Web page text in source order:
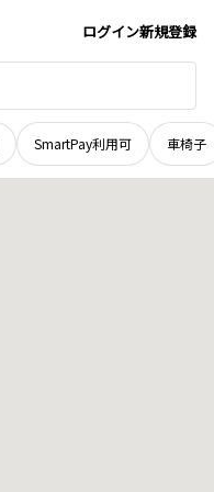
ログイン新規登録
SmartPay利用可 車椅子